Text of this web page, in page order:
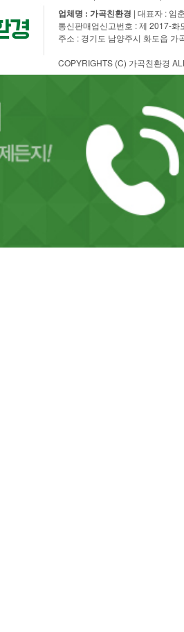
업체명 : 가곡친환경 | 대표자 : 임
통신판매업신고번호 : 제 2017-
주소 : 경기도 남양주시 화도읍
COPYRIGHTS (C) 가곡친환경